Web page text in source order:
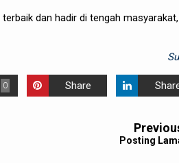
dan hadir di tengah masyarakat,
0 Share
Posting